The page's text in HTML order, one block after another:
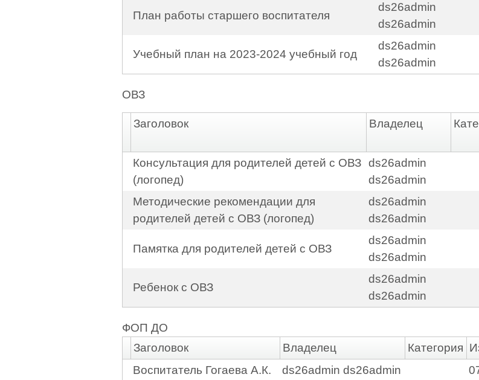
План работы старшего воспитателя
ds26admin
ds26admin
Учебный план на 2023-2024 учебный год
ds26admin
ds26admin
ОВЗ
Заголовок Владелец
Консультация для родителей детей с ОВЗ
(логопед)
ds26admin
ds26admin
Методические рекомендации для
родителей детей с ОВЗ (логопед)
ds26admin
ds26admin
Памятка для родителей детей с ОВЗ
ds26admin
ds26admin
Ребенок с ОВЗ
ds26admin
ds26admin
ФОП ДО
Заголовок
Владелец Категория
Воспитатель Гогаева А.К.
ds26admin ds26admin